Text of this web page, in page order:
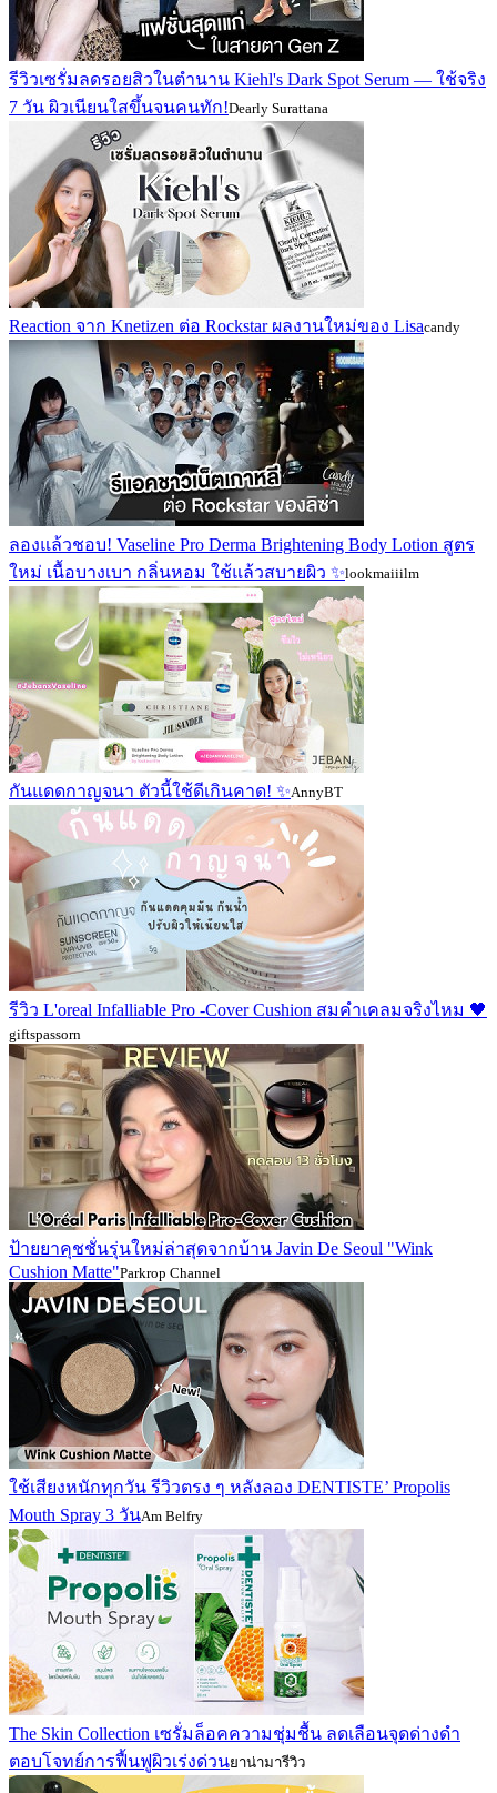
รีวิวเซรั่มลดรอยสิวในตำนาน Kiehl's Dark Spot Serum — ใช้จริง
7 วัน ผิวเนียนใสขึ้นจนคนทัก!Dearly Surattana
Reaction จาก Knetizen ต่อ Rockstar ผลงานใหม่ของ Lisacandy
ลองแล้วชอบ! Vaseline Pro Derma Brightening Body Lotion สูตร
ใหม่ เนื้อบางเบา กลิ่นหอม ใช้แล้วสบายผิว ✨lookmaiiilm
กันแดดกาญจนา ตัวนี้ใช้ดีเกินคาด! ✨️AnnyBT
รีวิว L'oreal Infalliable Pro -Cover Cushion สมคำเคลมจริงไหม 🖤
giftspassorn
ป้ายยาคุชชั่นรุ่นใหม่ล่าสุดจากบ้าน Javin De Seoul "Wink
Cushion Matte"Parkrop Channel
ใช้เสียงหนักทุกวัน รีวิวตรง ๆ หลังลอง DENTISTE’ Propolis
Mouth Spray 3 วันAm Belfry
The Skin Collection เซรั่มล็อคความชุ่มชื้น ลดเลือนจุดด่างดำ
ตอบโจทย์การฟื้นฟูผิวเร่งด่วนยาน่ามารีวิว